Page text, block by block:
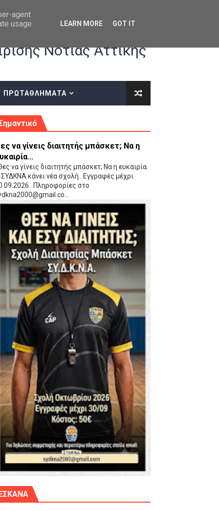
οδηγίες επί του ΚΑΝΟΝΙΣΜΟΥ ΕΓΓΡΑΦΩΝ-ΜΕΤΑΓΡΑΦΩΝ ΤΗΣ
(VIDEO)
-ΕΘΝΙΚΟΣ ΛΑΓΥΝΩΝ
- Στον τελικό με Ερμή Αργ. νίκησε 72-54 το Πέρα
-ΠΕΡΑ (21.30)
στην Ένωση
-20 77-69 την φοβερή Προοδευτική
Δημητρίου την Κυριακή 14.6.26
Νότιας Αττικής
ΠΡΩΤΑΘΛΗΜΑΤΑ
να γίνεις διαιτητής μπάσκετ; Να η
να γίνεις διαιτητής μπάσκετ; Να η ευκαιρία.
κάνει νέα σχολή . Εγγραφές μέχρι
. Πληροφορίες στο
agent
usage
LEARN MORE GOT IT